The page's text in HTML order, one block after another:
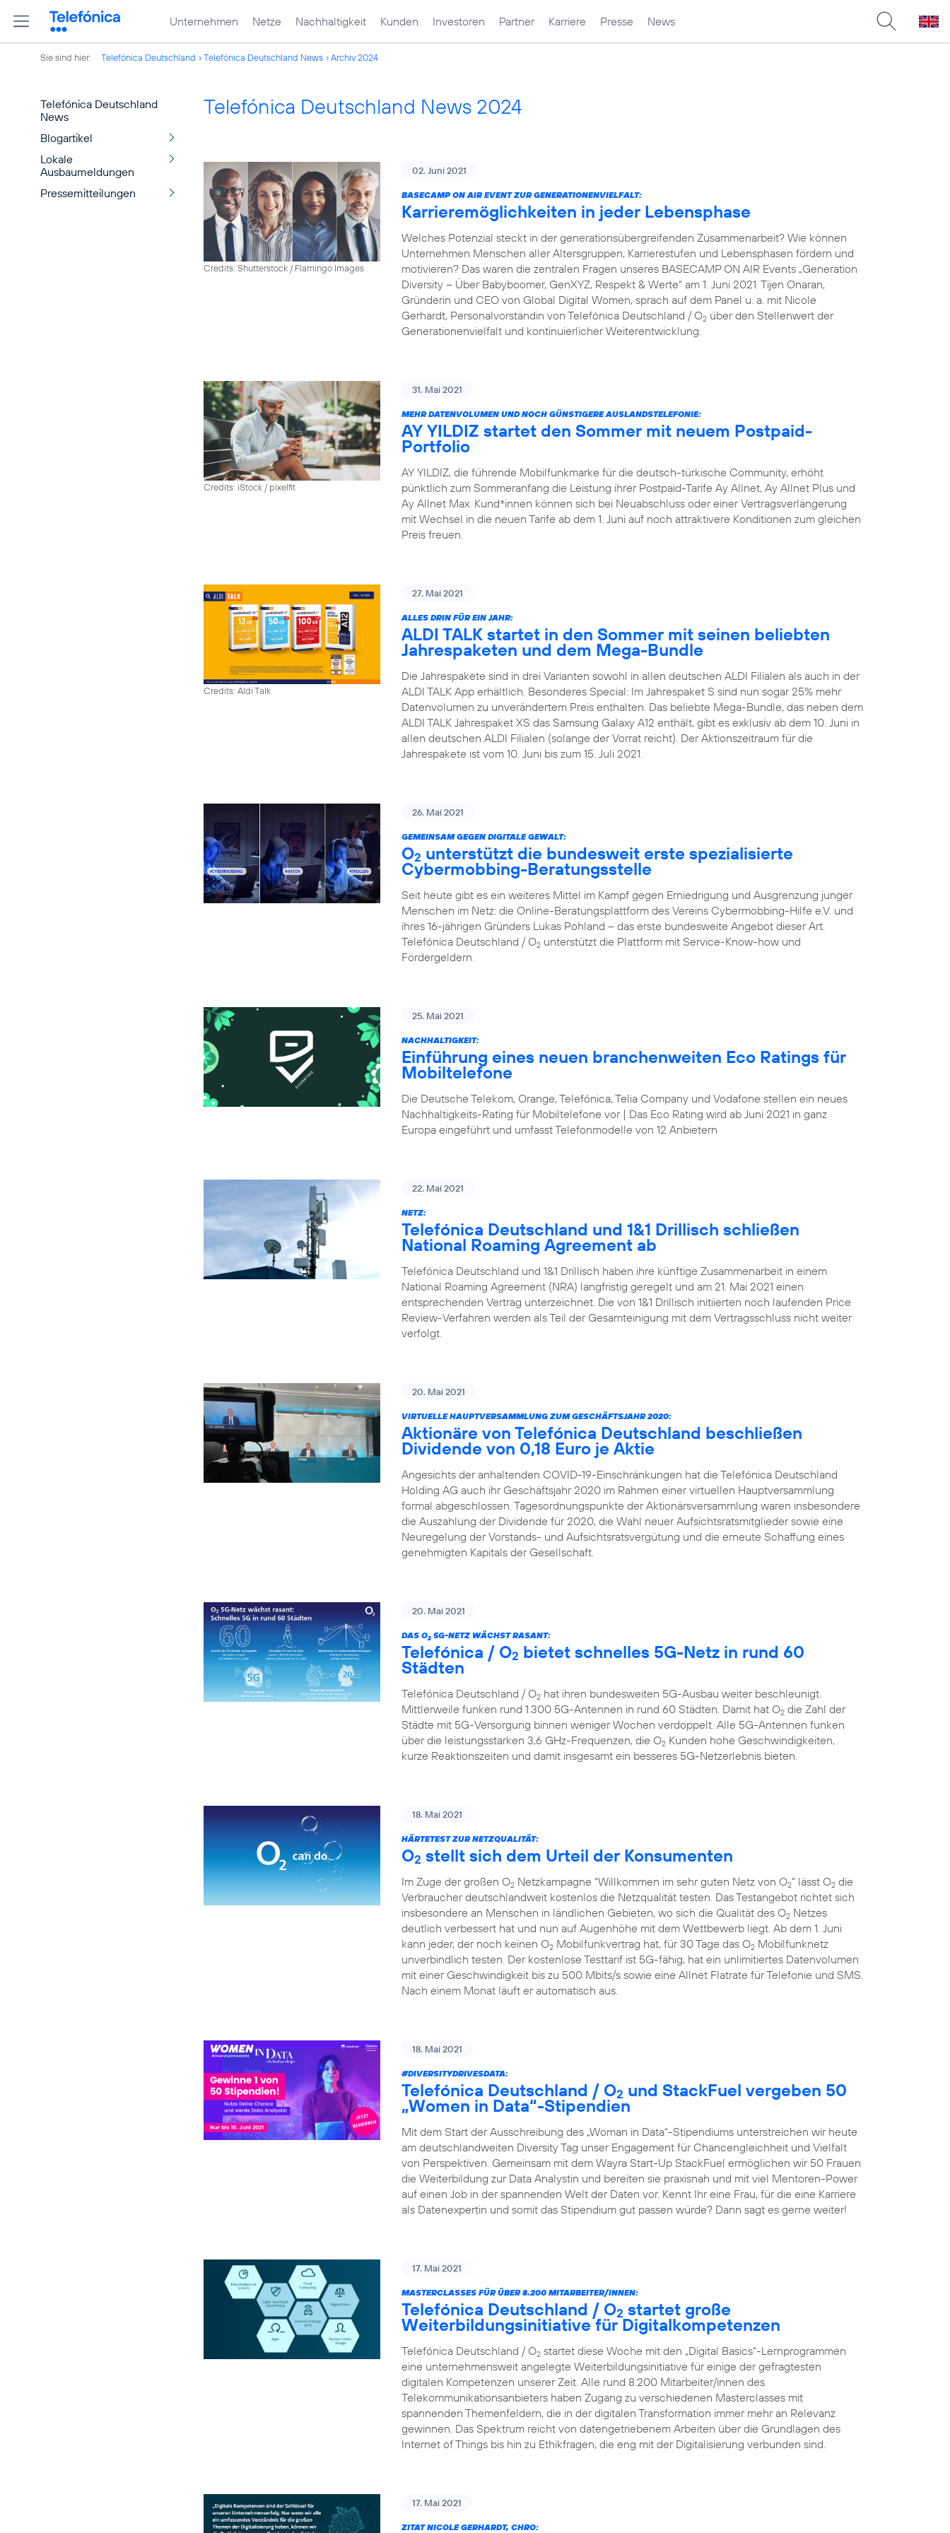
Unternehmen Netze Nachhaltigkeit Kunden Investoren Partner Karriere Presse News
Sie sind hier: Telefónica Deutschland Telefónica Deutschland News Archiv 2024
Telefónica Deutschland
News
Blogartikel
Lokale
Ausbaumeldungen
Pressemitteilungen
Telefónica Deutschland News 2024
Credits: Shutterstock / Flamingo Images
02. Juni 2021
BASECAMP ON AIR EVENT ZUR GENERATIONENVIELFALT:
Karrieremöglichkeiten in jeder Lebensphase
Welches Potenzial steckt in der generationsübergreifenden Zusammenarbeit? Wie können
Unternehmen Menschen aller Altersgruppen, Karrierestufen und Lebensphasen fördern und
motivieren? Das waren die zentralen Fragen unseres BASECAMP ON AIR Events „Generation
Diversity – Über Babyboomer, GenXYZ, Respekt & Werte“ am 1. Juni 2021. Tijen Onaran,
Gründerin und CEO von Global Digital Women, sprach auf dem Panel u. a. mit Nicole
Gerhardt, Personalvorständin von Telefónica Deutschland / O2 über den Stellenwert der
Generationenvielfalt und kontinuierlicher Weiterentwicklung.
Credits: iStock / pixelfit
31. Mai 2021
MEHR DATENVOLUMEN UND NOCH GÜNSTIGERE AUSLANDSTELEFONIE:
AY YILDIZ startet den Sommer mit neuem Postpaid-
Portfolio
AY YILDIZ, die führende Mobilfunkmarke für die deutsch-türkische Community, erhöht
pünktlich zum Sommeranfang die Leistung ihrer Postpaid-Tarife Ay Allnet, Ay Allnet Plus und
Ay Allnet Max. Kund*innen können sich bei Neuabschluss oder einer Vertragsverlängerung
mit Wechsel in die neuen Tarife ab dem 1. Juni auf noch attraktivere Konditionen zum gleichen
Preis freuen.
Credits: Aldi Talk
27. Mai 2021
ALLES DRIN FÜR EIN JAHR:
ALDI TALK startet in den Sommer mit seinen beliebten
Jahrespaketen und dem Mega-Bundle
Die Jahrespakete sind in drei Varianten sowohl in allen deutschen ALDI Filialen als auch in der
ALDI TALK App erhältlich. Besonderes Special: Im Jahrespaket S sind nun sogar 25% mehr
Datenvolumen zu unverändertem Preis enthalten. Das beliebte Mega-Bundle, das neben dem
ALDI TALK Jahrespaket XS das Samsung Galaxy A12 enthält, gibt es exklusiv ab dem 10. Juni in
allen deutschen ALDI Filialen (solange der Vorrat reicht). Der Aktionszeitraum für die
Jahrespakete ist vom 10. Juni bis zum 15. Juli 2021.
26. Mai 2021
GEMEINSAM GEGEN DIGITALE GEWALT:
O2 unterstützt die bundesweit erste spezialisierte
Cybermobbing-Beratungsstelle
Seit heute gibt es ein weiteres Mittel im Kampf gegen Erniedrigung und Ausgrenzung junger
Menschen im Netz: die Online-Beratungsplattform des Vereins Cybermobbing-Hilfe e.V. und
ihres 16-jährigen Gründers Lukas Pohland – das erste bundesweite Angebot dieser Art.
Telefónica Deutschland / O2 unterstützt die Plattform mit Service-Know-how und
Fördergeldern.
25. Mai 2021
NACHHALTIGKEIT:
Einführung eines neuen branchenweiten Eco Ratings für
Mobiltelefone
Die Deutsche Telekom, Orange, Telefónica, Telia Company und Vodafone stellen ein neues
Nachhaltigkeits-Rating für Mobiltelefone vor | Das Eco Rating wird ab Juni 2021 in ganz
Europa eingeführt und umfasst Telefonmodelle von 12 Anbietern
22. Mai 2021
NETZ:
Telefónica Deutschland und 1&1 Drillisch schließen
National Roaming Agreement ab
Telefónica Deutschland und 1&1 Drillisch haben ihre künftige Zusammenarbeit in einem
National Roaming Agreement (NRA) langfristig geregelt und am 21. Mai 2021 einen
entsprechenden Vertrag unterzeichnet. Die von 1&1 Drillisch initiierten noch laufenden Price
Review-Verfahren werden als Teil der Gesamteinigung mit dem Vertragsschluss nicht weiter
verfolgt.
20. Mai 2021
VIRTUELLE HAUPTVERSAMMLUNG ZUM GESCHÄFTSJAHR 2020:
Aktionäre von Telefónica Deutschland beschließen
Dividende von 0,18 Euro je Aktie
Angesichts der anhaltenden COVID-19-Einschränkungen hat die Telefónica Deutschland
Holding AG auch ihr Geschäftsjahr 2020 im Rahmen einer virtuellen Hauptversammlung
formal abgeschlossen. Tagesordnungspunkte der Aktionärsversammlung waren insbesondere
die Auszahlung der Dividende für 2020, die Wahl neuer Aufsichtsratsmitglieder sowie eine
Neuregelung der Vorstands- und Aufsichtsratsvergütung und die erneute Schaffung eines
genehmigten Kapitals der Gesellschaft.
20. Mai 2021
DAS O2 5G-NETZ WÄCHST RASANT:
Telefónica / O2 bietet schnelles 5G-Netz in rund 60
Städten
Telefónica Deutschland / O2 hat ihren bundesweiten 5G-Ausbau weiter beschleunigt.
Mittlerweile funken rund 1.300 5G-Antennen in rund 60 Städten. Damit hat O2 die Zahl der
Städte mit 5G-Versorgung binnen weniger Wochen verdoppelt. Alle 5G-Antennen funken
über die leistungsstarken 3,6 GHz-Frequenzen, die O2 Kunden hohe Geschwindigkeiten,
kurze Reaktionszeiten und damit insgesamt ein besseres 5G-Netzerlebnis bieten.
18. Mai 2021
HÄRTETEST ZUR NETZQUALITÄT:
O2 stellt sich dem Urteil der Konsumenten
Im Zuge der großen O2 Netzkampagne “Willkommen im sehr guten Netz von O2” lässt O2 die
Verbraucher deutschlandweit kostenlos die Netzqualität testen. Das Testangebot richtet sich
insbesondere an Menschen in ländlichen Gebieten, wo sich die Qualität des O2 Netzes
deutlich verbessert hat und nun auf Augenhöhe mit dem Wettbewerb liegt. Ab dem 1. Juni
kann jeder, der noch keinen O2 Mobilfunkvertrag hat, für 30 Tage das O2 Mobilfunknetz
unverbindlich testen. Der kostenlose Testtarif ist 5G-fähig, hat ein unlimitiertes Datenvolumen
mit einer Geschwindigkeit bis zu 500 Mbits/s sowie eine Allnet Flatrate für Telefonie und SMS.
Nach einem Monat läuft er automatisch aus.
18. Mai 2021
#DIVERSITYDRIVESDATA:
Telefónica Deutschland / O2 und StackFuel vergeben 50
„Women in Data“-Stipendien
Mit dem Start der Ausschreibung des „Woman in Data“-Stipendiums unterstreichen wir heute
am deutschlandweiten Diversity Tag unser Engagement für Chancengleichheit und Vielfalt
von Perspektiven. Gemeinsam mit dem Wayra Start-Up StackFuel ermöglichen wir 50 Frauen
die Weiterbildung zur Data Analystin und bereiten sie praxisnah und mit viel Mentoren-Power
auf einen Job in der spannenden Welt der Daten vor. Kennt Ihr eine Frau, für die eine Karriere
als Datenexpertin und somit das Stipendium gut passen würde? Dann sagt es gerne weiter!
17. Mai 2021
MASTERCLASSES FÜR ÜBER 8.200 MITARBEITER/INNEN:
Telefónica Deutschland / O2 startet große
Weiterbildungsinitiative für Digitalkompetenzen
Telefónica Deutschland / O2 startet diese Woche mit den „Digital Basics“-Lernprogrammen
eine unternehmensweit angelegte Weiterbildungsinitiative für einige der gefragtesten
digitalen Kompetenzen unserer Zeit. Alle rund 8.200 Mitarbeiter/innen des
Telekommunikationsanbieters haben Zugang zu verschiedenen Masterclasses mit
spannenden Themenfeldern, die in der digitalen Transformation immer mehr an Relevanz
gewinnen. Das Spektrum reicht von datengetriebenem Arbeiten über die Grundlagen des
Internet of Things bis hin zu Ethikfragen, die eng mit der Digitalisierung verbunden sind.
17. Mai 2021
ZITAT NICOLE GERHARDT, CHRO: